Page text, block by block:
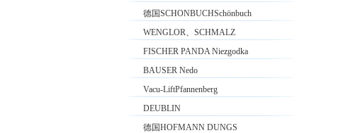
德国SCHONBUCHSchönbuch
WENGLOR、SCHMALZ
FISCHER PANDA Niezgodka
BAUSER Nedo
Vacu-LiftPfannenberg
DEUBLIN
德国HOFMANN DUNGS